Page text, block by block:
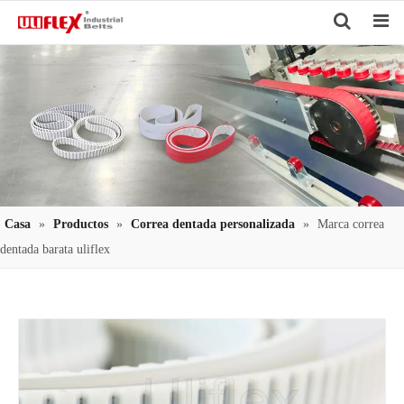
Search
Casa » Productos » Correa dentada personalizada »
Marca correa
dentada barata uliflex